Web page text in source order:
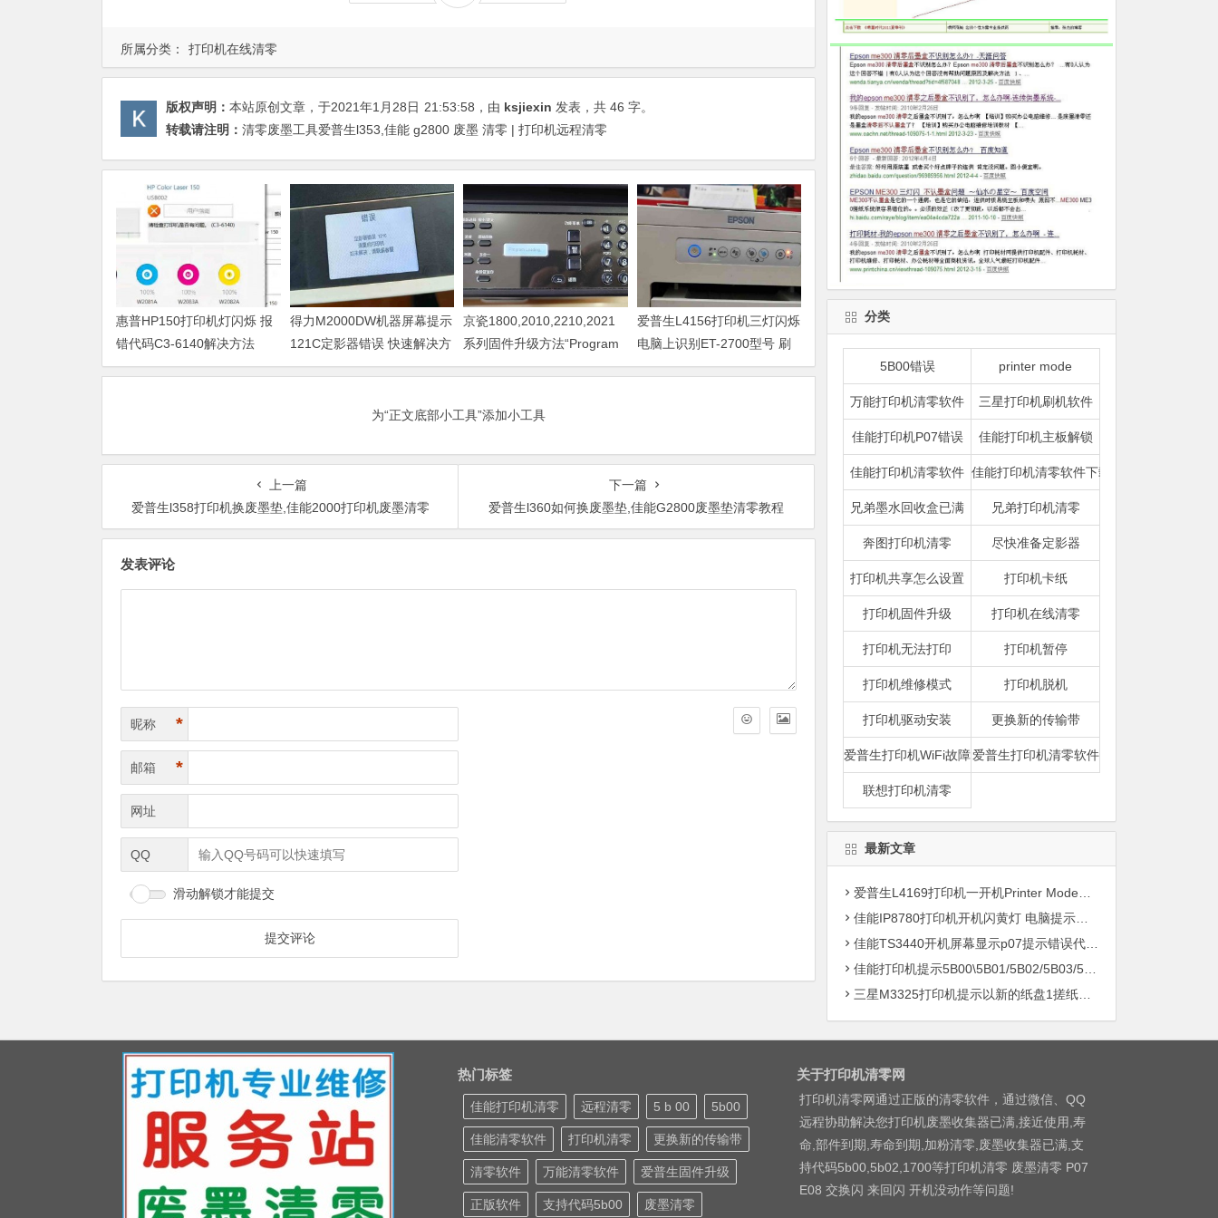
所属分类： 打印机在线清零
版权声明： 本站原创文章，于2021年1月28日 21:53:58 ，由 ksjiexin 发表，共 46 字。
转载请注明： 清零废墨工具爱普生l353,佳能 g2800 废墨 清零 | 打印机远程清零
惠普HP150打印机灯闪烁 报
错代码C3-6140解决方法
得力M2000DW机器屏幕提示
121C定影器错误 快速解决方
法
京瓷1800,2010,2210,2021
系列固件升级方法“Program
Loading或者卡LOGO
爱普生L4156打印机三灯闪烁
电脑上识别ET-2700型号 刷
固件快速解决问题
为“正文底部小工具”添加小工具
上一篇
爱普生l358打印机换废墨垫,佳能2000打印机废墨清零
下一篇
爱普生l360如何换废墨垫,佳能G2800废墨垫清零教程
发表评论
昵称 *
邮箱 *
网址
QQ
滑动解锁才能提交
分类
5B00错误 printer mode
万能打印机清零软件 三星打印机刷机软件
佳能打印机P07错误 佳能打印机主板解锁
佳能打印机清零软件 佳能打印机清零软件下载
兄弟墨水回收盒已满 兄弟打印机清零
奔图打印机清零 尽快准备定影器
打印机共享怎么设置 打印机卡纸
打印机固件升级 打印机在线清零
打印机无法打印 打印机暂停
打印机维修模式 打印机脱机
打印机驱动安装 更换新的传输带
爱普生打印机WiFi故障爱普生打印机清零软件
联想打印机清零
最新文章
爱普生L4169打印机一开机Printer Mode故障主板维修
佳能IP8780打印机开机闪黄灯 电脑提示错误5B00快速解决方案清零
佳能TS3440开机屏幕显示p07提示错误代码5B00快速解决方案 清零
佳能打印机提示5B00\5B01/5B02/5B03/5B04/5B11/5B12/5B13/5B14/1700/1702/1703/1704
三星M3325打印机提示以新的纸盘1搓纸轮进行更换
热门标签
佳能打印机清零 远程清零 5 b 00 5b00
佳能清零软件 打印机清零 更换新的传输带
清零软件 万能清零软件 爱普生固件升级
正版软件 支持代码5b00 废墨清零
关于打印机清零网
打印机清零网通过正版的清零软件，通过微信、QQ
远程协助解决您打印机废墨收集器已满,接近使用,寿
命,部件到期,寿命到期,加粉清零,废墨收集器已满,支
持代码5b00,5b02,1700等打印机清零 废墨清零 P07
E08 交换闪 来回闪 开机没动作等问题!